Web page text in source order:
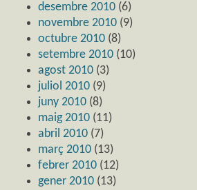
desembre 2010 (6)
novembre 2010 (9)
octubre 2010 (8)
setembre 2010 (10)
agost 2010 (3)
juliol 2010 (9)
juny 2010 (8)
maig 2010 (11)
abril 2010 (7)
març 2010 (13)
febrer 2010 (12)
gener 2010 (13)